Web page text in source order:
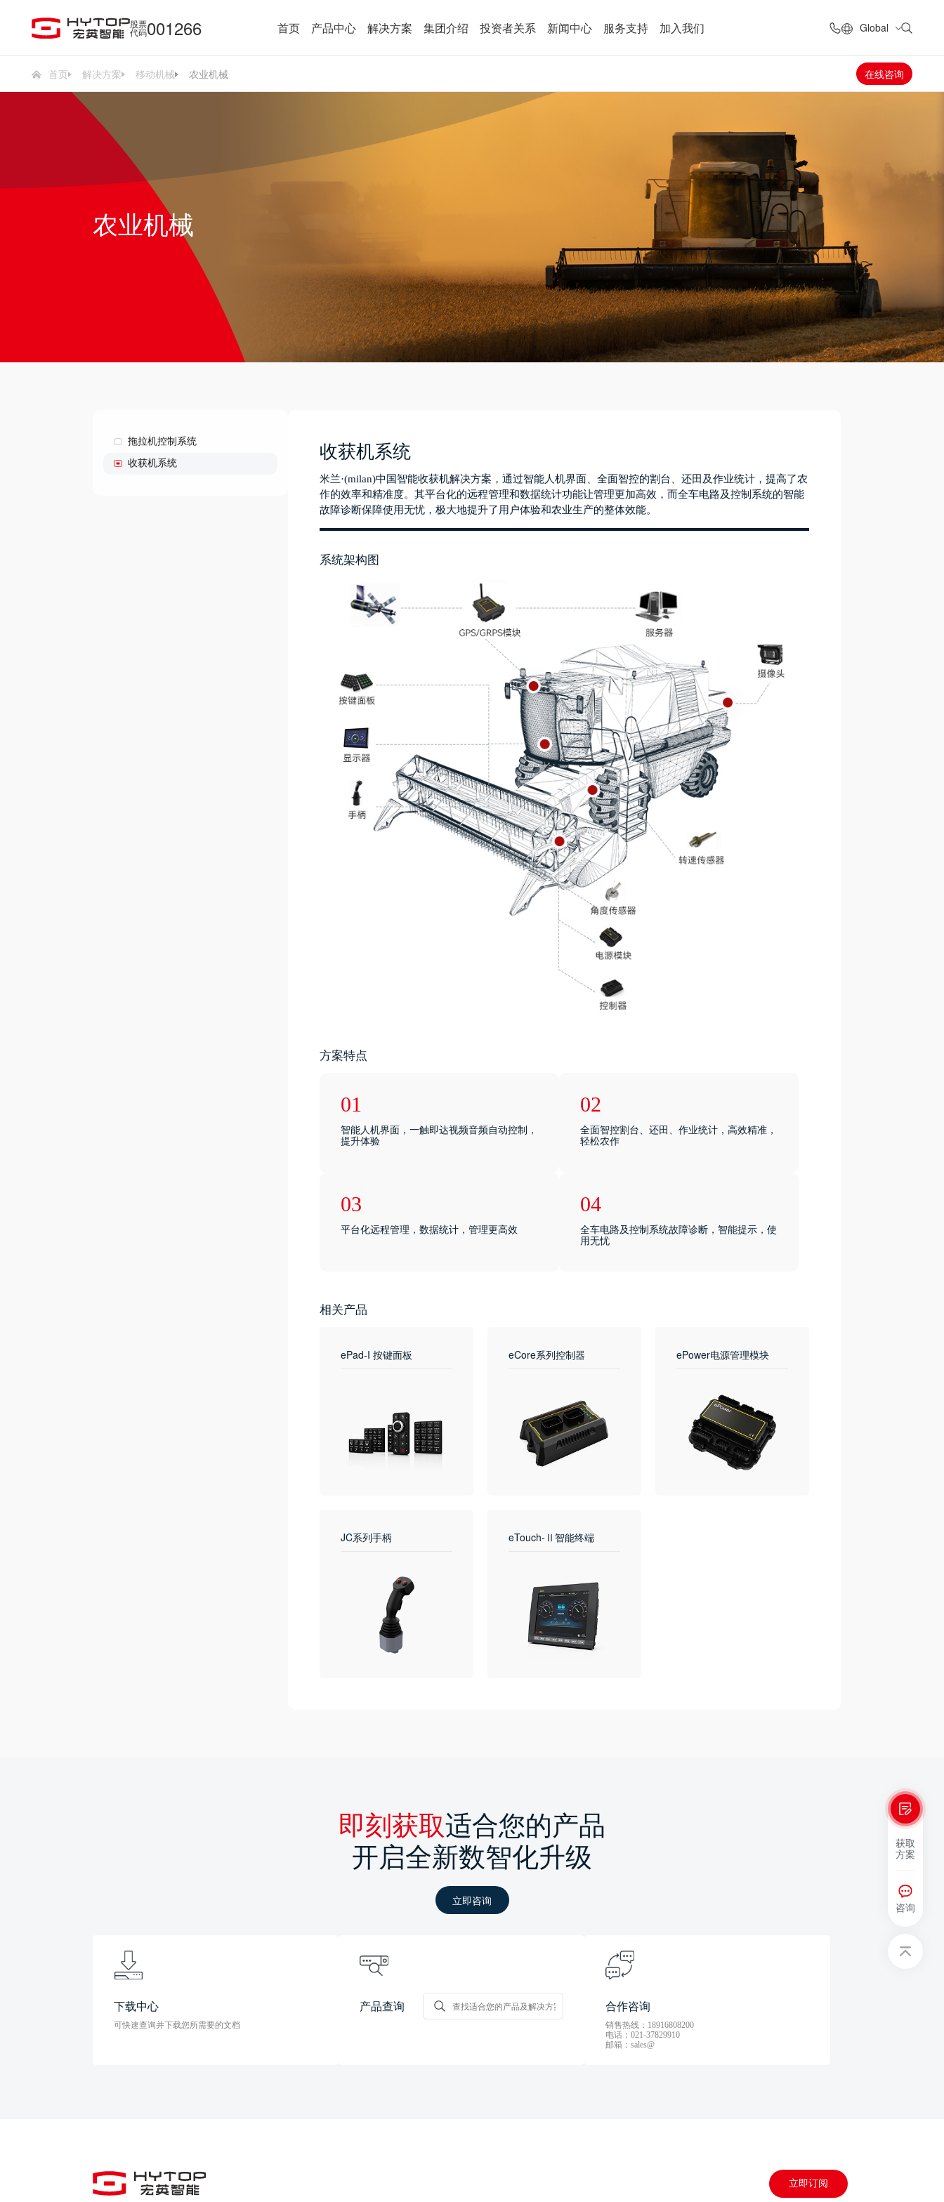
股票
代码001266 首页 产品中心 解决方案 集团介绍 投资者关系 新闻中心 服务支持 加入我们 Global
首页 解决方案 移动机械 农业机械 在线咨询
农业机械
拖拉机控制系统
收获机系统
收获机系统
米兰·(milan)中国智能收获机解决方案，通过智能人机界面、全面智控的割台、还田及作业统计，提高了农
作的效率和精准度。其平台化的远程管理和数据统计功能让管理更加高效，而全车电路及控制系统的智能
故障诊断保障使用无忧，极大地提升了用户体验和农业生产的整体效能。
系统架构图
方案特点
01
智能人机界面，一触即达视频音频自动控制，
提升体验
02
全面智控割台、还田、作业统计，高效精准，
轻松农作
03
平台化远程管理，数据统计，管理更高效
04
全车电路及控制系统故障诊断，智能提示，使
用无忧
相关产品
ePad-I 按键面板 eCore系列控制器 ePower电源管理模块
JC系列手柄 eTouch-Ⅱ智能终端
即刻获取适合您的产品
开启全新数智化升级
立即咨询
下载中心
可快速查询并下载您所需要的文档
产品查询 合作咨询
销售热线：18916808200
电话：021-37829910
邮箱：sales@
获取
方案
咨询
立即订阅